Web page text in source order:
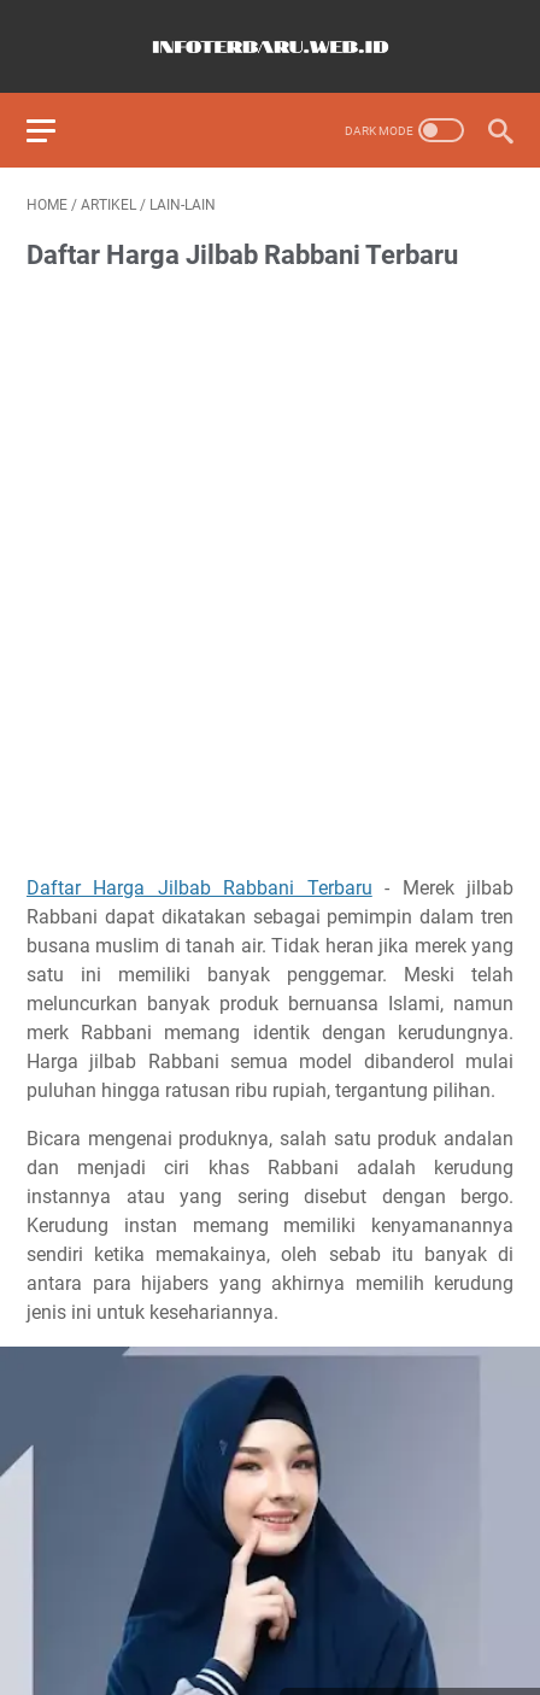
HOME / ARTIKEL / LAIN-LAIN
Daftar Harga Jilbab Rabbani Terbaru
Daftar Harga Jilbab Rabbani Terbaru - Merek jilbab
Rabbani dapat dikatakan sebagai pemimpin dalam tren
busana muslim di tanah air. Tidak heran jika merek yang
satu ini memiliki banyak penggemar. Meski telah
meluncurkan banyak produk bernuansa Islami, namun
merk Rabbani memang identik dengan kerudungnya.
Harga jilbab Rabbani semua model dibanderol mulai
puluhan hingga ratusan ribu rupiah, tergantung pilihan.
Bicara mengenai produknya, salah satu produk andalan
dan menjadi ciri khas Rabbani adalah kerudung
instannya atau yang sering disebut dengan bergo.
Kerudung instan memang memiliki kenyamanannya
sendiri ketika memakainya, oleh sebab itu banyak di
antara para hijabers yang akhirnya memilih kerudung
jenis ini untuk kesehariannya.